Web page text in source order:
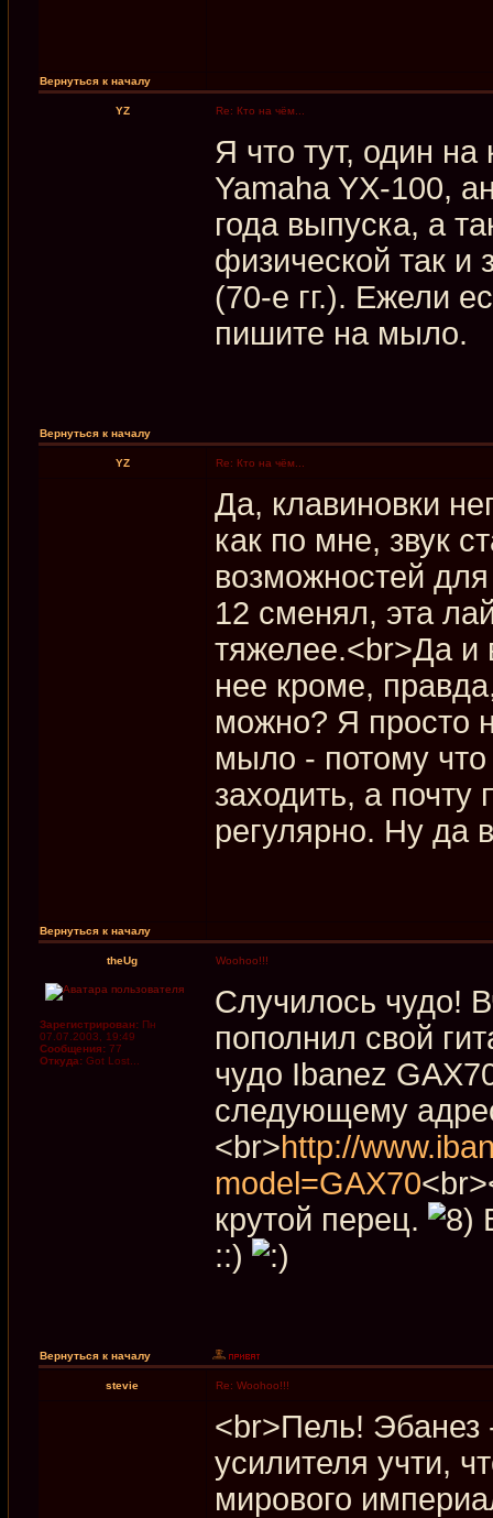
Вернуться к началу
YZ Re: Кто на чём...
Я что тут, один
Yamaha YX-100,
года выпуска, а
физической так и
(70-е гг.). Ежели
пишите на мыло.
Вернуться к началу
YZ Re: Кто на чём...
Да, клавиновки
как по мне, звук
возможностей
12 сменял, эта
тяжелее.<br>Да и
нее кроме,
можно? Я просто
мыло - потому
заходить, а
регулярно. Ну да
Вернуться к началу
theUg Woohoo!!!
Зарегистрирован: Пн
07.07.2003, 19:49
Сообщения: 77
Откуда: Got Lost...
Cлучилось чудо!
пополнил свой
чудо Ibanez
следующему
<br>http://
model=GAX70
крутой перец.
::)
Вернуться к началу
stevie Re: Woohoo!!!
<br>Пель! Эбанез
усилителя учти,
мирового